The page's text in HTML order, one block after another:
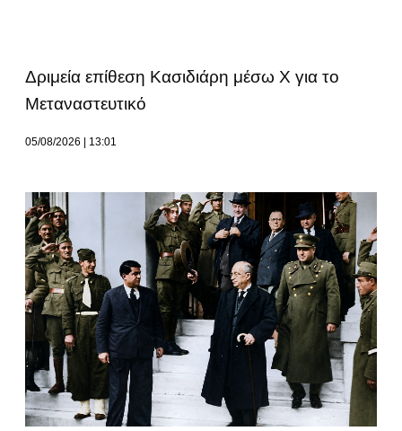
Δριμεία επίθεση Κασιδιάρη μέσω Χ για το
Μεταναστευτικό
05/08/2026 13:01